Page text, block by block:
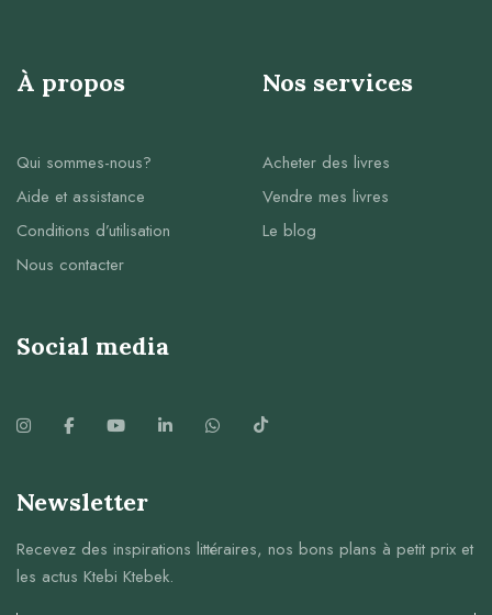
À propos
Qui sommes-nous?
Aide et assistance
Conditions d’utilisation
Nous contacter
Nos services
Acheter des livres
Vendre mes livres
Le blog
Social media
Newsletter
Recevez des inspirations littéraires, nos bons plans à petit prix et
les actus Ktebi Ktebek.